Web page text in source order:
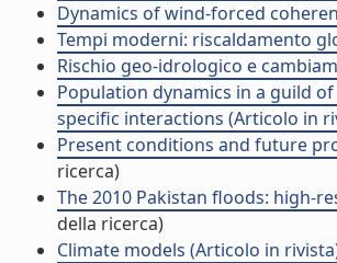
Dynamics of wind-forced
Tempi moderni: riscaldamento
Rischio geo-idrologico e
Population dynamics in a guild
specific interactions (Articolo in
Present conditions and future
ricerca)
The 2010 Pakistan floods: high-
della ricerca)
Climate models (Articolo in